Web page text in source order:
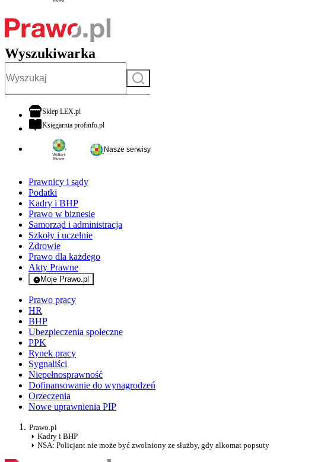
Wyszukiwarka
Szukaj
Sklep LEX.plotwiera się w nowej karcie
Księgarnia profinfo.plotwiera się w nowej karcie
Nasze serwisy
Prawnicy i sądy
Podatki
Kadry i BHP
Prawo w biznesie
Samorząd i administracja
Szkoły i uczelnie
Zdrowie
Prawo dla każdego
Akty Prawne
Moje Prawo.pl
- rejestracja i logowanie do serwisu
Prawo pracy
HR
BHP
Ubezpieczenia społeczne
PPK
Rynek pracy
Sygnaliści
Niepełnosprawność
Dofinansowanie do wynagrodzeń
Orzeczenia
Nowe uprawnienia PIP
Prawo.pl
Kadry i BHP
NSA: Policjant nie może być zwolniony ze służby, gdy alkomat popsuty